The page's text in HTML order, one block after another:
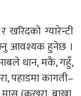
खरिदको ग्यारेन्टी
आवश्यक हुनेछ ।
धान, मकै, गहुँ,
कागती–